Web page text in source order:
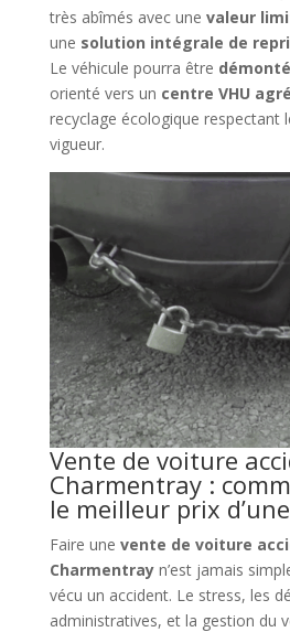
très abîmés avec une valeur
une solution intégrale de
Le véhicule pourra être
orienté vers un centre VHU
recyclage écologique respectant
vigueur.
Vente de voiture
Charmentray :
le meilleur prix
Faire une vente de voiture
Charmentrayn’est jamais
vécu un accident. Le stress, les
administratives, et la gestion du